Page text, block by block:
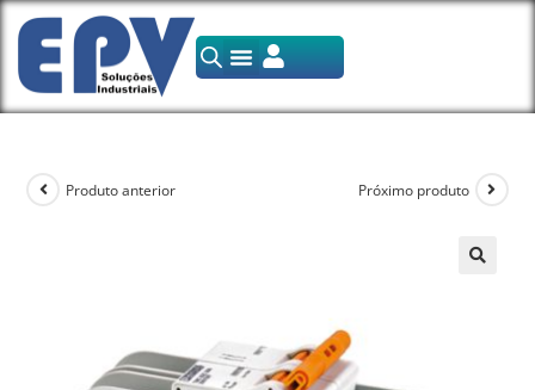
Produto anterior Próximo produto